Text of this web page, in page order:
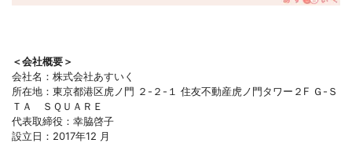
＜会社概要＞
会社名：株式会社あすいく
所在地：東京都港区虎ノ門 ２-２-１ 住友不動産虎ノ門タワー２F Ｇ-Ｓ
ＴＡ ＳＱＵＡＲＥ
代表取締役：幸脇啓子
設立日：2017年12 月